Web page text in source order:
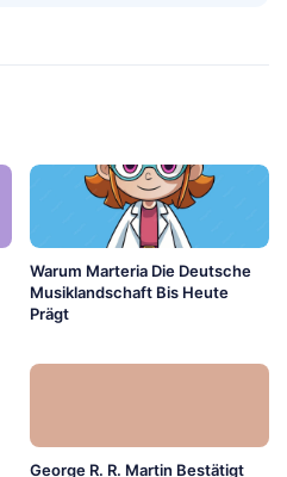
Warum Marteria Die Deutsche
Musiklandschaft Bis Heute
Prägt
George R. R. Martin Bestätigt